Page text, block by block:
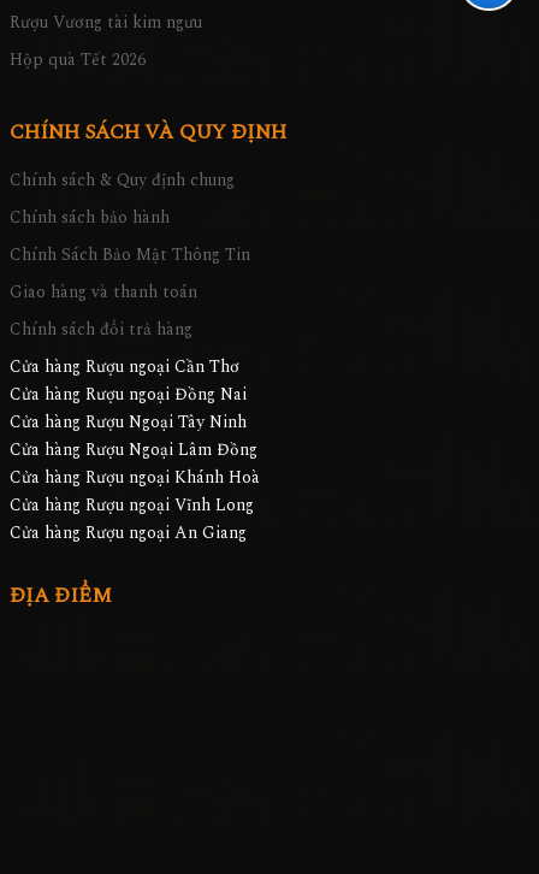
Rượu Vương tài kim ngưu
Hộp quà Tết 2026
CHÍNH SÁCH VÀ QUY ĐỊNH
Chính sách & Quy định chung
Chính sách bảo hành
Chính Sách Bảo Mật Thông Tin
Giao hàng và thanh toán
Chính sách đổi trả hàng
Cửa hàng Rượu ngoại Cần Thơ
Cửa hàng Rượu ngoại Đồng Nai
Cửa hàng Rượu Ngoại Tây Ninh
Cửa hàng Rượu Ngoại Lâm Đồng
Cửa hàng Rượu ngoại Khánh Hoà
Cửa hàng Rượu ngoại Vĩnh Long
Cửa hàng Rượu ngoại An Giang
ĐỊA ĐIỂM